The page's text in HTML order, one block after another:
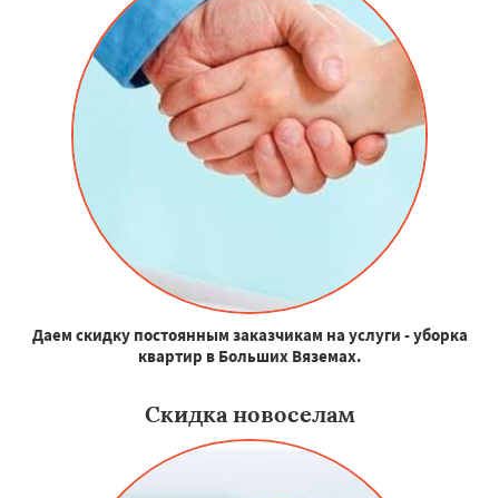
Даем скидку постоянным заказчикам на услуги - уборка
квартир в Больших Вяземах.
Скидка новоселам